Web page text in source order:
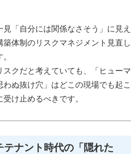
「自分には関係なさそう」に見え
築体制のリスクマネジメント見直し
スクだと考えていても、「ヒューマ
わぬ抜け穴」はどこの現場でも起こ
け止めるべきです。
テナント時代の「隠れた